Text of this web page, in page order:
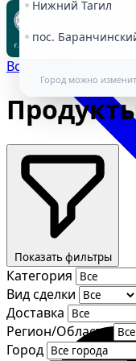
Нижний Тагил
пос.
Город можно
Все объявления
Категория
Вид сделки
Доставка
Регион/Область
Город
Показать фильтры